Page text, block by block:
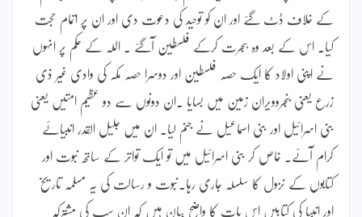
کے خلاف ڈٹ گئے اور ان کو توحید کی دعوت دی اور ان پر اتمام حجت
کیا۔ اس کے بعد وہ ہجرت کرکے فلسطین آگئے ۔ اللہ کے حکم پر انہوں
نے اپنی اولاد کا ایک حصہ فلسطین اور دوسرا حصہ مکہ کی وادی غیر ذی
زرع یعنی بنجروویران زمین میں بسایا ۔ان دونوں سے دو عظیم امتیں یعنی
بنی اسرائیل اور بنی اسماعیل نے جنم لیا۔ ان میں جلیل القدر انبیائے
کرام آئے۔ خاص کر بنی اسرائیل میں تو ایک تواتر کے ساتھ نبوت اور
کتابوں کے نزول کا سلسلہ جاری رہا۔نبوت و رسالت کی یہ مسلمہ تاریخ
اور انبیا کی کتابیں اس بات کا واضح بیان ہیں کہ ان سب کی مشترکہ